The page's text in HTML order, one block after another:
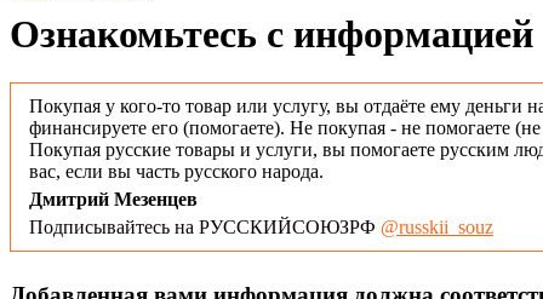
Ознакомьтесь с информацией
Покупая у кого-то товар или услугу, вы отдаёте ему деньги
финансируете его (помогаете). Не покупая - не помогаете
Покупая русские товары и услуги, вы помогаете русским
вас, если вы часть русского народа.
Дмитрий Мезенцев
Подписывайтесь на РУССКИЙСОЮЗРФ @russkii_souz